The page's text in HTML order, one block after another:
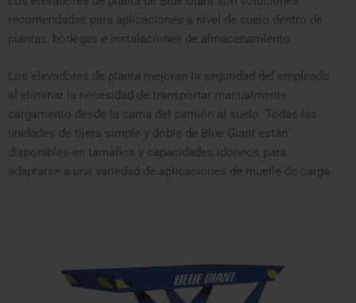
recomendadas para aplicaciones a nivel de suelo dentro de
plantas, bodegas e instalaciones de almacenamiento.
Los elevadores de planta mejoran la seguridad del empleado
al eliminar la necesidad de transportar manualmente
cargamento desde la cama del camión al suelo. Todas las
unidades de tijera simple y doble de Blue Giant están
disponibles en tamaños y capacidades idóneos para
adaptarse a una variedad de aplicaciones de muelle de carga.